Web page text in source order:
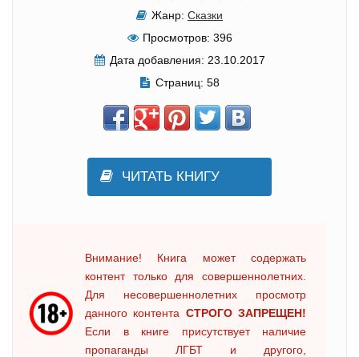
Жанр: Сказки
Просмотров: 396
Дата добавления: 23.10.2017
Страниц: 58
ЧИТАТЬ КНИГУ
Внимание! Книга может содержать
контент только для совершеннолетних.
Для несовершеннолетних просмотр
данного контента СТРОГО ЗАПРЕЩЕН!
Если в книге присутствует наличие
пропаганды ЛГБТ и другого,